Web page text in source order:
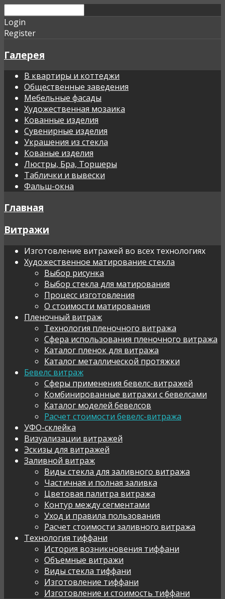
Login
Register
Галерея
В квартиры и коттеджи
Общественные заведения
Мебельные фасады
Художественная мозаика
Кованные изделия
Сувенирные изделия
Украшения из стекла
Кованые изделия
Люстры, Бра, Торшеры
Таблички и вывески
Фальш-окна
Главная
Витражи
Изготовление витражей во всех технологиях
Художественное матирование стекла
Выбор рисунка
Выбор стекла для матирования
Процесс изготовления
О стоимости матирования
Пленочный витраж
Технология пленочного витража
Сфера использования пленочного витража
Каталог пленок для витража
Каталог металлической протяжки
Бевелс витраж
Сферы применения бевелс-витражей
Комбинированные витражи с бевелсами
Каталог моделей бевелсов
Расчет стоимости бевелс-витража
УФО-склейка
Визуализации витражей
Эскизы для витражей
Заливной витраж
Виды стекла для заливного витража
Частичная и полная заливка
Цветовая палитра витража
Контур между сегментами
Уход и правила пользования
Расчет стоимости заливного витража
Технология тиффани
История возникновения тиффани
Объемные витражи
Виды стекла тиффани
Изготовление тиффани
Изготовление и стоимость тиффани